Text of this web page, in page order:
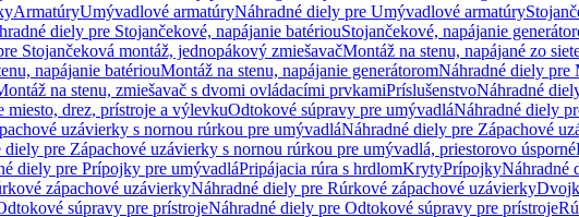
ArmatúryUmývadlové armatúryNáhradné diely pre Umývadlové armatúry
diely pre Stojančekové, napájanie batériouStojančekové, napájanie
Stojančeková montáž, jednopákový zmiešavačMontáž na stenu, napájané zo
napájanie batériouMontáž na stenu, napájanie generátoromNáhradné diely pre
na stenu, zmiešavač s dvomi ovládacími prvkamiPríslušenstvoNáhradné
drez, prístroje a výlevkuOdtokové súpravy pre umývadláNáhradné diely
uzávierky s nornou rúrkou pre umývadláNáhradné diely pre Zápachové
diely pre Zápachové uzávierky s nornou rúrkou pre umývadlá, priestorovo úsporné
diely pre Prípojky pre umývadláPripájacia rúra s hrdlomKrytyPrípojkyNáhradné
zápachové uzávierkyNáhradné diely pre Rúrkové zápachové uzávierky
súpravy pre prístrojeNáhradné diely pre Odtokové súpravy pre prístroje